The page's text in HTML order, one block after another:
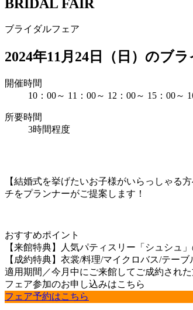
BRIDAL FAIR
ブライダルフェア
2024年11月24日（日）のブ
開催時間
10：00～ 11：00～ 12：00～ 15：00～
所要時間
3時間程度
【結婚式を挙げたいお子様がいらっしゃる
チをプランナーがご提案します！
おすすめポイント
【来館特典】人気パティスリー「シュシュ
【成約特典】衣裳/料理/マイクロバス/テー
適用期間／今月中にご来館してご成約され
フェア参加のお申し込みはこちら
フェア予約はこちら